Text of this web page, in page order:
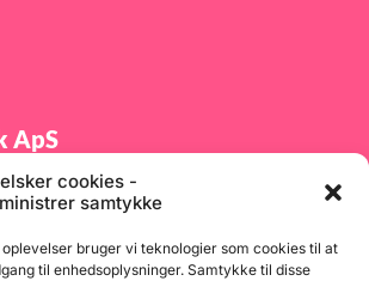
cookies -
samtykke
bruger vi teknologier som cookies til at
til enhedsoplysninger. Samtykke til disse
ApS
nyhedsbrev og modtag gode tilbud
produktnyheder direkte i din